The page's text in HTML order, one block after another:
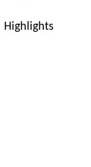
Highlights